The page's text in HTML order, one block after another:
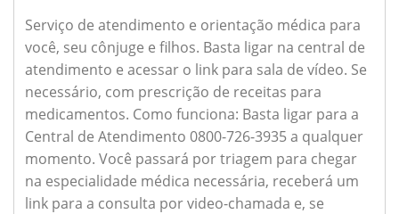
Serviço de atendimento e orientação médica para
você, seu cônjuge e filhos. Basta ligar na central de
atendimento e acessar o link para sala de vídeo. Se
necessário, com prescrição de receitas para
medicamentos. Como funciona: Basta ligar para a
Central de Atendimento 0800-726-3935 a qualquer
momento. Você passará por triagem para chegar
na especialidade médica necessária, receberá um
link para a consulta por video-chamada e, se